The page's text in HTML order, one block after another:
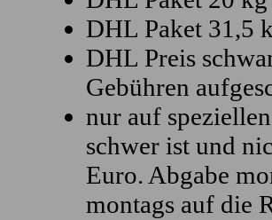
DHL Paket 31,5
DHL Preis
Gebühren
nur auf
schwer ist und
Euro. Abgabe
montags auf die